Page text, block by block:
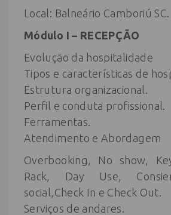
Local: Balneário Camboriú SC.
Módulo I – RECEPÇÃO
Evolução da hospitalidade
Tipos e características de
Estrutura organizacional.
Perfil e conduta profissional.
Ferramentas.
Atendimento e Abordagem
Overbooking, No show,
Rack, Day Use,
social,Check In e Check Out.
Serviços de andares.